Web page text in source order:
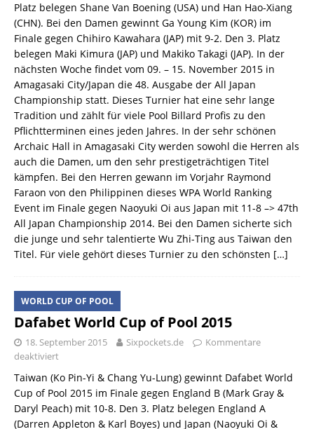
Platz belegen Shane Van Boening (USA) und Han Hao-Xiang
(CHN). Bei den Damen gewinnt Ga Young Kim (KOR) im
Finale gegen Chihiro Kawahara (JAP) mit 9-2. Den 3. Platz
belegen Maki Kimura (JAP) und Makiko Takagi (JAP). In der
nächsten Woche findet vom 09. – 15. November 2015 in
Amagasaki City/Japan die 48. Ausgabe der All Japan
Championship statt. Dieses Turnier hat eine sehr lange
Tradition und zählt für viele Pool Billard Profis zu den
Pflichtterminen eines jeden Jahres. In der sehr schönen
Archaic Hall in Amagasaki City werden sowohl die Herren als
auch die Damen, um den sehr prestigeträchtigen Titel
kämpfen. Bei den Herren gewann im Vorjahr Raymond
Faraon von den Philippinen dieses WPA World Ranking
Event im Finale gegen Naoyuki Oi aus Japan mit 11-8 –> 47th
All Japan Championship 2014. Bei den Damen sicherte sich
die junge und sehr talentierte Wu Zhi-Ting aus Taiwan den
Titel. Für viele gehört dieses Turnier zu den schönsten […]
WORLD CUP OF POOL
Dafabet World Cup of Pool 2015
18. September 2015 Sixpockets.de
Kommentare
deaktiviert
Taiwan (Ko Pin-Yi & Chang Yu-Lung) gewinnt Dafabet World
Cup of Pool 2015 im Finale gegen England B (Mark Gray &
Daryl Peach) mit 10-8. Den 3. Platz belegen England A
(Darren Appleton & Karl Boyes) und Japan (Naoyuki Oi &